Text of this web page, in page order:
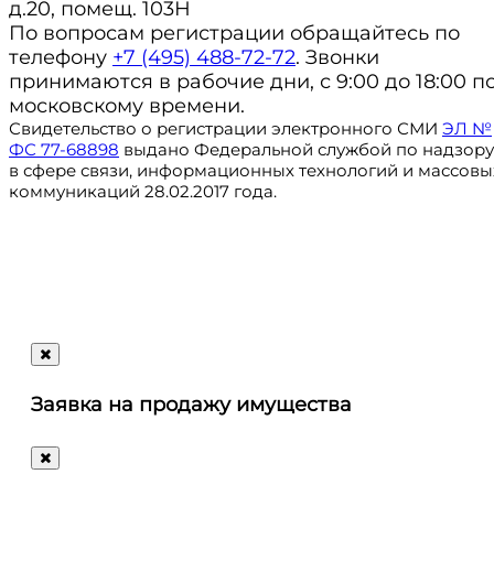
д.20, помещ. 103Н
По вопросам регистрации обращайтесь по
телефону +7 (495) 488-72-72. Звонки
принимаются в рабочие дни, с 9:00 до 18:00
московскому времени.
Свидетельство о регистрации электронного СМИ ЭЛ №
ФС 77-68898 выдано Федеральной службой по надзору
в сфере связи, информационных технологий и
коммуникаций 28.02.2017 года.
letters@autosale.ru
Ответим
Заявка на продажу имущества